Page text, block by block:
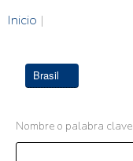
Inicio |
Brasil
Nombre o palabra clave